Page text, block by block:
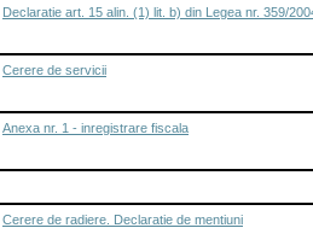
Declaratie art. 15 alin. (1) lit. b) din Legea nr. 359/
Cerere de servicii
Anexa nr. 1 - inregistrare fiscala
Cerere de radiere. Declaratie de mentiuni